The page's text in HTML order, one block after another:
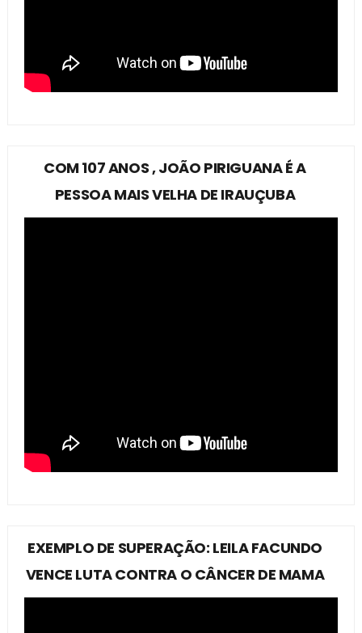
COM 107 ANOS , JOÃO PIRIGUANA É A
PESSOA MAIS VELHA DE IRAUÇUBA
EXEMPLO DE SUPERAÇÃO: LEILA FACUNDO
VENCE LUTA CONTRA O CÂNCER DE MAMA